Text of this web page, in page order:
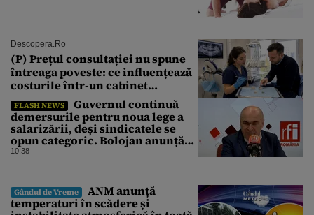
Descopera.ro
(P) Prețul consultației nu spune
întreaga poveste: ce influențează
costurile într-un cabinet
stomatologic din București
FLASH NEWS
Guvernul continuă
demersurile pentru noua lege a
salarizării, deși sindicatele se
opun categoric. Bolojan anunță
când ar putea fi depusă în
10:38
Gândul de Vreme
ANM anunță
temperaturi în scădere și